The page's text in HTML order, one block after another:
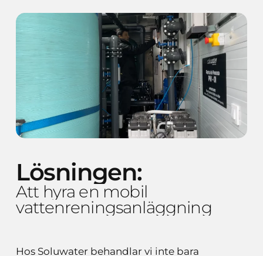
Lösningen:
Att hyra en mobil
vattenreningsanläggning
Hos Soluwater behandlar vi inte bara